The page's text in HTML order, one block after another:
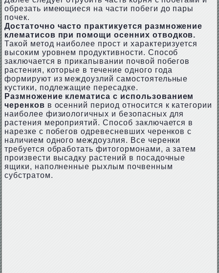
обрезать имеющиеся на части побеги до пары
почек.
Достаточно часто практикуется размножение
клематисов при помощи осенних отводков.
Такой метод наиболее прост и характеризуется
высоким уровнем продуктивности. Способ
заключается в прикапывании почвой побегов
растения, которые в течение одного года
формируют из междоузлий самостоятельные
кустики, подлежащие пересадке.
Размножение клематиса с использованием
черенков в осенний период относится к категории
наиболее физиологичных и безопасных для
растения мероприятий. Способ заключается в
нарезке с побегов одревесневших черенков с
наличием одного междоузлия. Все черенки
требуется обработать фитогормонами, а затем
произвести высадку растений в посадочные
ящики, наполненные рыхлым почвенным
субстратом.